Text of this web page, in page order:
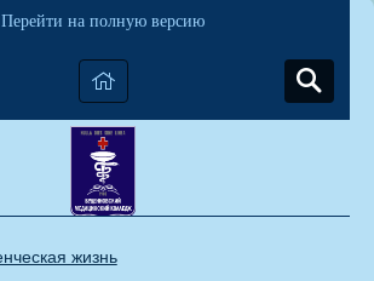
Перейти на полную версию
жизнь